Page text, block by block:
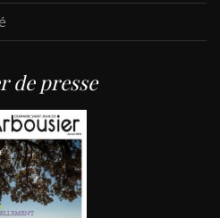
de presse